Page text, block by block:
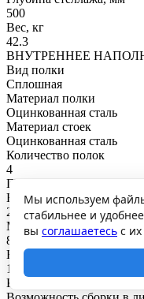
500
Вес, кг
42.3
ВНУТРЕННЕЕ
Вид полки
Сплошная
Материал полки
Оцинкованная сталь
Материал стоек
Оцинкованная сталь
Количество полок
4
ГРУЗОПОДЪЕМНОСТЬ
Нагрузка на полку, кг
200
Максимальная общая
800
Нагрузка на секцию, кг
1200
КРЕПЛЕНИЕ
Мы используем
стабильнее и
вы соглашаетесь с